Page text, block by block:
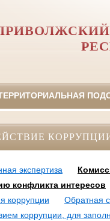
экспертиза
конфликта интересов
коррупции
Обратная
коррупции, для